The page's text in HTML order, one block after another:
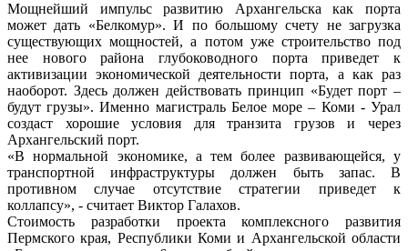
Мощнейший импульс развитию Архангельска как порта
может дать «Белкомур». И по большому счету не загрузка
существующих мощностей, а потом уже строительство под
нее нового района глубоководного порта приведет к
активизации экономической деятельности порта, а как раз
наоборот. Здесь должен действовать принцип «Будет порт –
будут грузы». Именно магистраль Белое море – Коми - Урал
создаст хорошие условия для транзита грузов и через
Архангельский порт.
«В нормальной экономике, а тем более развивающейся, у
транспортной инфраструктуры должен быть запас. В
противном случае отсутствие стратегии приведет к
коллапсу», - считает Виктор Галахов.
Стоимость разработки проекта комплексного развития
Пермского края, Республики Коми и Архангельской области